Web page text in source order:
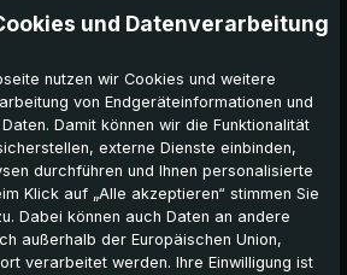
Modell ist sogar noch leichter als
handsfree! Der Trekking-
gerne in der Natur unterwegs sind,
beim Fotografieren oder einfach
mit dem Hund. Dank seines
Schutzes mit Lichtschutzfaktor LSF
nur Schutz vor Regen, sondern
UV-Strahlen. Das besonders
Carbon gefertigt. Dieses sorgt
handsfree ultra sogar noch
der normale Swing handsfree.
Produktdetails
und Datenverarbeitung
nutzen wir Cookies und weitere
von Endgeräteinformationen und
Damit können wir die Funktionalität
externe Dienste einbinden,
durchführen und Ihnen personalisierte
Klick auf „Alle akzeptieren“ stimmen Sie
Dabei können auch Daten an andere
außerhalb der Europäischen Union,
verarbeitet werden. Ihre Einwilligung ist